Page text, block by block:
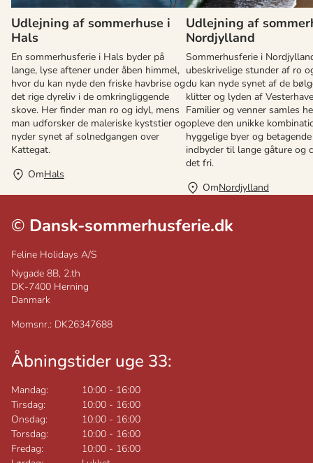
Udlejning af sommerhuse i
Hals
En sommerhusferie i Hals byder på
lange, lyse aftener under åben himmel,
hvor du kan nyde den friske havbrise og
det rige dyreliv i de omkringliggende
skove. Her finder man ro og idyl, mens
man udforsker de maleriske kyststier og
nyder synet af solnedgangen over
Kattegat.
OmHals
Udlejning af
Nordjylland
Sommerhusferie i
ubeskrivelige stunder af ro
du kan nyde synet af de
klitter og lyden af
Familier og venner samles
opleve den unikke
hyggelige byer og
indbyder til lange gåture og
det fri.
OmNordjylland
© Dansk-sommerhusferie.dk
Feline Holidays A/S
Nygade 8B, 2.th
DK-7400 Herning
Danmark
Momsnr.: DK26347688
Åbningstider uge 33:
Mandag: 10:00 - 16:00
Tirsdag:
10:00 - 16:00
Onsdag:
10:00 - 16:00
Torsdag:
10:00 - 16:00
Fredag:
10:00 - 16:00